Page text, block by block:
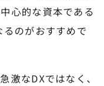
心的な資本である
のがおすすめで
激なDXではなく、